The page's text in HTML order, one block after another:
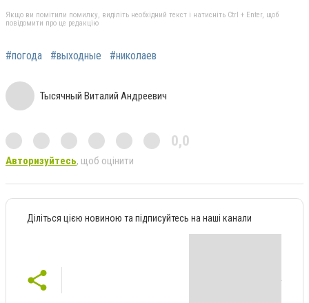
Якщо ви помітили помилку, виділіть необхідний текст і натисніть Ctrl + Enter, щоб
повідомити про це редакцію
#погода #выходные #николаев
Тысячный Виталий Андреевич
0,0
Авторизуйтесь, щоб оцінити
Діліться цією новиною та підписуйтесь на наші канали